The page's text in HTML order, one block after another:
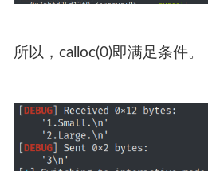
所以，calloc(0)即满足条件。